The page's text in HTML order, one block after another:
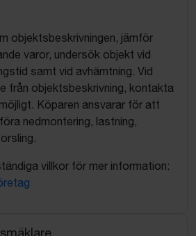
objektsbeskrivningen, jämför
varor, undersök objekt vid
samt vid avhämtning. Vid
från objektsbeskrivning, kontakta
Köparen ansvarar för att
nedmontering, lastning,
villkor för mer information: